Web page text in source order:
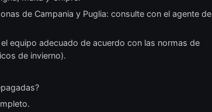
de Campania y Puglia: consulte con el agente de
equipo adecuado de acuerdo con las normas de
de invierno).